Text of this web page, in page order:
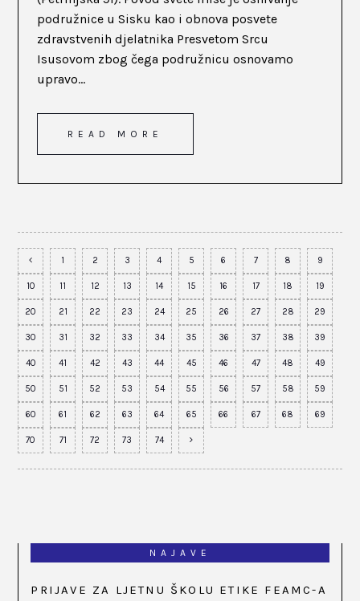
podružnice u Sisku kao i obnova posvete
zdravstvenih djelatnika Presvetom Srcu
Isusovom zbog čega podružnicu osnovamo
upravo...
READ MORE
1 2 3 4 5 6 7 8 9
10 11 12 13 14 15 16 17 18 19
20 21 22 23 24 25 26 27 28 29
30 31 32 33 34 35 36 37 38 39
40 41 42 43 44 45 46 47 48 49
50 51 52 53 54 55 56 57 58 59
60 61 62 63 64 65 66 67 68 69
70 71 72 73 74
NAJAVE
PRIJAVE ZA LJETNU ŠKOLU ETIKE FEAMC-A